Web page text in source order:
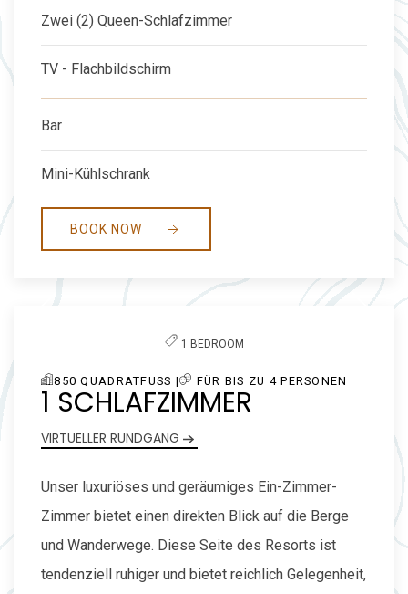
Zwei (2) Queen-Schlafzimmer
TV - Flachbildschirm
Bar
Mini-Kühlschrank
BOOK NOW
Previous slide Next slide
1 BEDROOM
850 QUADRATFUSS | FÜR BIS ZU 4 PERSONEN
1 SCHLAFZIMMER
VIRTUELLER RUNDGANG
Unser luxuriöses und geräumiges Ein-Zimmer-
Zimmer bietet einen direkten Blick auf die Berge
und Wanderwege. Diese Seite des Resorts ist
tendenziell ruhiger und bietet reichlich Gelegenheit,